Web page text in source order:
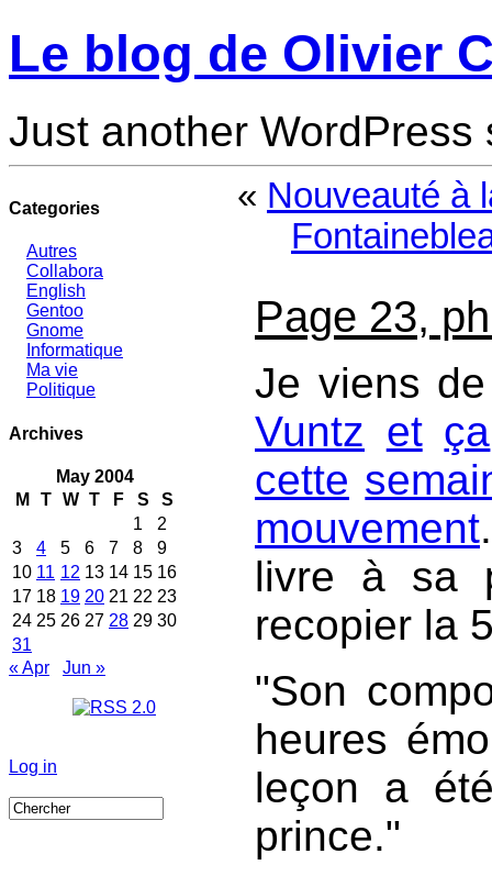
Le blog de Olivier
Just another WordPress
Categories
Autres
Collabora
English
Gentoo
Gnome
Informatique
Ma vie
Politique
Archives
May 2004
M
T W T F S
S
1
2
3
4 5 6 7 8
9
10 11 12 13 14 15 16
17 18 19 20 21 22 23
24 25 26 27 28 29 30
31
« Apr
Jun »
Log in
« Nouveauté à
Page 23,
Je viens
Vuntz et ça
cette
mouvement
livre à sa
recopier la
Son
heures
leçon a
prince.